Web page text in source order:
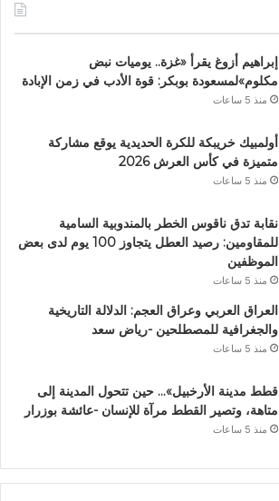
إبراهيم أزوغ يقرأ «غزة.. يوميات نبض
مكلوم»لمسعودة بوبكر: قوة الأدب في زمن الإبادة
منذ 5 ساعات
أولمبيك خريبكة للكرة الحديدية يوقع مشاركة
متميزة في كأس العرش 2026
منذ 5 ساعات
نقابة تدق ناقوس الخطر بالمندوبية السامية
للمقاومين: رصيد العطل يتجاوز 100 يوم لدى بعض
الموظفين
منذ 5 ساعات
العراق العربي وعراق العجم: الدلالة التاريخية
والجغرافية للمصطلحين -رياض سعد
منذ 5 ساعات
قطط مدينة الأرخبيل»… حين تتحول المدينة إلى
متاهة، وتصير القطط مرآة للإنسان -عائشة بوزرار
منذ 5 ساعات